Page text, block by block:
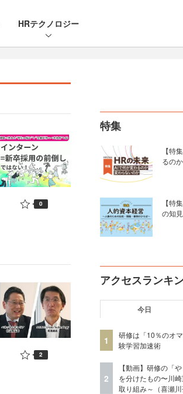
HRテクノロジー
0
2
特集
【特
るの
【特
の知
アクセスランキ
今日
1
研修は「10％のオ
験学習加速術
2
【動画】研修の「
を分けたもの〜川
取り組み～（喜瀬川